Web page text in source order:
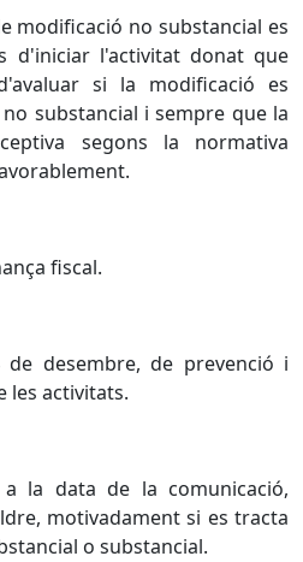
modificació no substancial es
d'iniciar l'activitat donat que
si la modificació es
substancial i sempre que la
segons la normativa
fiscal.
de desembre, de prevenció i
les activitats.
la data de la comunicació,
motivadament si es tracta
o substancial.